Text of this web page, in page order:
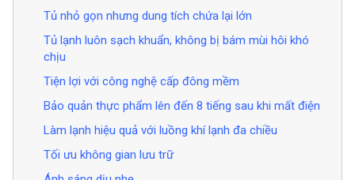
Tủ nhỏ gọn nhưng dung tích chứa lại lớn
Tủ lạnh luôn sạch khuẩn, không bị bám mùi hôi khó
chịu
Tiện lợi với công nghệ cấp đông mềm
Bảo quản thực phẩm lên đến 8 tiếng sau khi mất điện
Làm lạnh hiệu quả với luồng khí lạnh đa chiều
Tối ưu không gian lưu trữ